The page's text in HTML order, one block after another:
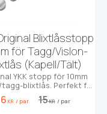
Blixtlåsstopp
för Tagg/Vislon-
(Kapell/Tält)
YKK stopp för 10mm
blixtlås. Perfekt för
tält och båtdynor!
6 KR /par 15KR /par